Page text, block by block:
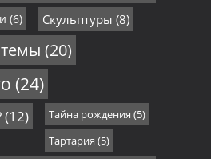
(6) Скульптуры (8)
(20)
(24)
(12) Тайна рождения (5)
Тартария (5)